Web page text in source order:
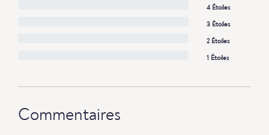
4 Étoiles
3 Étoiles
2 Étoiles
1 Étoiles
Commentaires